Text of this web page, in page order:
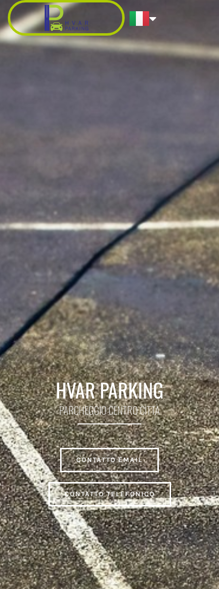
HVAR PARKING
PARCHEGGIO CENTRO CITTÀ
CONTATTO EMAIL
CONTATTO TELEFONICO